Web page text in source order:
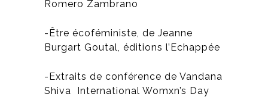
Romero Zambrano
-Être écoféministe, de Jeanne
Burgart Goutal, éditions l’Echappée
-Extraits de conférence de Vandana
Shiva International Womxn’s Day